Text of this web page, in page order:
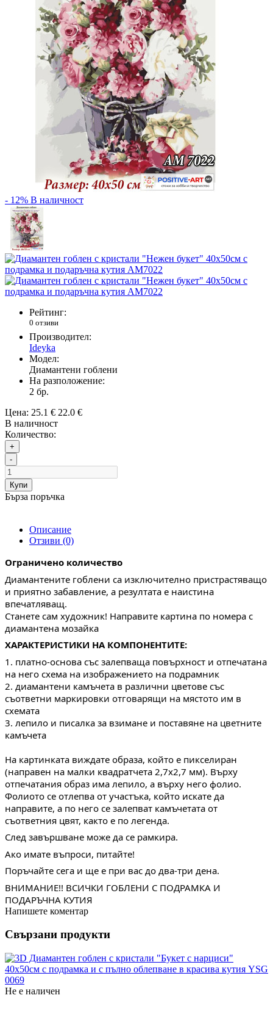
- 12% В наличност
Рейтинг:
0 отзиви
Производител:
Ideyka
Модел:
Диамантени гоблени
На разположение:
2 бр.
Цена: 25.1 € 22.0 €
В наличност
Количество:
+
-
Купи
Бърза поръчка
Описание
Отзиви (0)
Ограничено количество
Диамантените гоблени са изключително пристрастяващо
и приятно забавление, а резултата е наистина
впечатляващ.
Станете сам художник! Направите картина по номера с
диамантена мозайка
ХАРАКТЕРИСТИКИ НА КОМПОНЕНТИТЕ:
1. платно-основа със залепваща повърхност и отпечатана
на него схема на изображението на подрамник
2. диамантени камъчета в различни цветове със
съответни маркировки отговарящи на мястото им в
схемата
3. лепило и писалка за взимане и поставяне на цветните
камъчета
На картинката виждате образа, който е пикселиран
(направен на малки квадратчета 2,7х2,7 мм). Върху
отпечатания образ има лепило, а върху него фолио.
Фолиото се отлепва от участъка, който искате да
направите, а по него се залепват камъчетата от
съответния цвят, както е по легенда.
След завършване може да се рамкира.
Ако имате въпроси, питайте!
Поръчайте сега и ще е при вас до два-три дена.
ВНИМАНИЕ!! ВСИЧКИ ГОБЛЕНИ С ПОДРАМКА И
ПОДАРЪЧНА КУТИЯ
Напишете коментар
Свързани продукти
Не е наличен